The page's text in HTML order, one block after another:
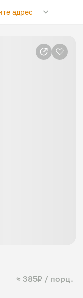
адрес
≈ 385₽ / порц.